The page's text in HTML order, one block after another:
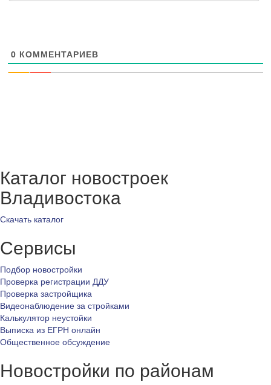
0 КОММЕНТАРИЕВ
Каталог новостроек
Владивостока
Скачать каталог
Сервисы
Подбор новостройки
Проверка регистрации ДДУ
Проверка застройщика
Видеонаблюдение за стройками
Калькулятор неустойки
Выписка из ЕГРН онлайн
Общественное обсуждение
Новостройки по районам